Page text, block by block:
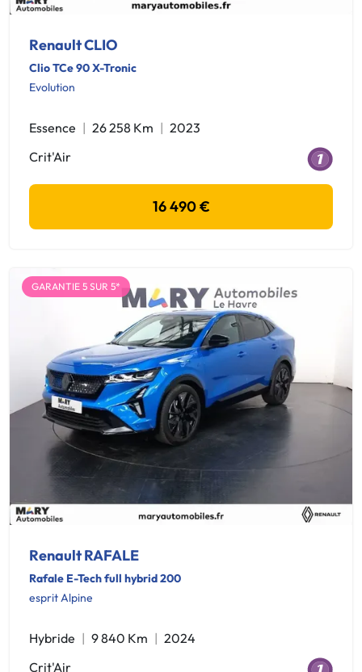
Renault CLIO
Clio TCe 90 X-Tronic
Evolution
Essence 26 258 Km
2023
Crit'Air
16 490 €
GARANTIE 5 SUR 5*
Renault RAFALE
Rafale E-Tech full hybrid 200
esprit Alpine
Hybride 9 840 Km
2024
Crit'Air